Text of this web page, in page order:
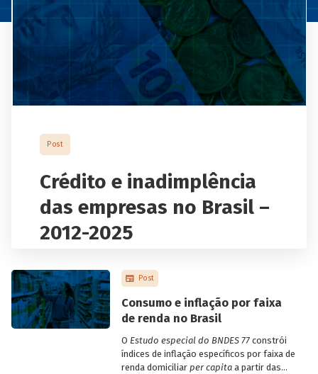
Post
Crédito e inadimplência
das empresas no Brasil –
2012-2025
O Estudo especial 78 do BNDES analisa a
evolução do estoque de crédito e da
inadimplência no país entre os anos de 2012
e 2025, explorando dois recortes analíticos
complementares: o porte da empresa e o
Post
Consumo e inflação por faixa
de renda no Brasil
O Estudo especial do BNDES 77constrói
índices de inflação específicos por faixa de
renda domiciliar per capitaa partir das